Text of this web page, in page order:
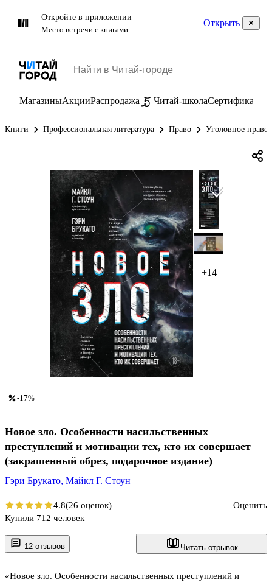
Откройте в приложении
Место встречи с книгами
Открыть
МагазиныАкцииРаспродажа Читай-школаСертификаты
Книги Профессиональная литература Право Уголовное
+14
12 отзывов Читать отрывок
«Новое зло. Особенности насильственных преступлений и
-17%
Новое зло. Особенности насильственных
преступлений и мотивации тех, кто их совершает
(закрашенный обрез, подарочное издание)
Гэри Брукато, Майкл Г. Стоун
4.8(26 оценок)
Оценить
Купили 712 человек